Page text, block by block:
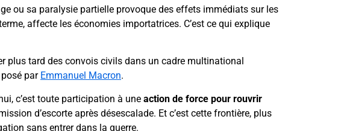
ou sa paralysie partielle provoque des effets immédiats sur les
affecte les économies importatrices. C’est ce qui explique
plus tard des convois civils dans un cadre multinational
par Emmanuel Macron.
c’est toute participation à une action de force pour rouvrir
d’escorte après désescalade. Et c’est cette frontière, plus
sans entrer dans la guerre.